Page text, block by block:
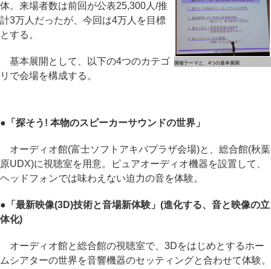
開催テーマと、4つの基本展開
体。来場者数は前回が公表25,300人/推
計3万人だったが、今回は4万人を目標
とする。
基本展開として、以下の4つのカテゴ
リで会場を構成する。
●「探そう! 本物のスピーカーサウンドの世界」
オーディオ館(富士ソフトアキバプラザ会場)と、総合館(秋葉
原UDX)に視聴室を用意。ピュアオーディオ機器を設置して、
ヘッドフォンでは味わえない迫力の音を体験。
●「最新映像(3D)技術と音場新体験」(進化する、音と映像の立
体化)
オーディオ館と総合館の視聴室で、3Dをはじめとするホー
ムシアターの世界を音響機器のセッティングと合わせて体験。